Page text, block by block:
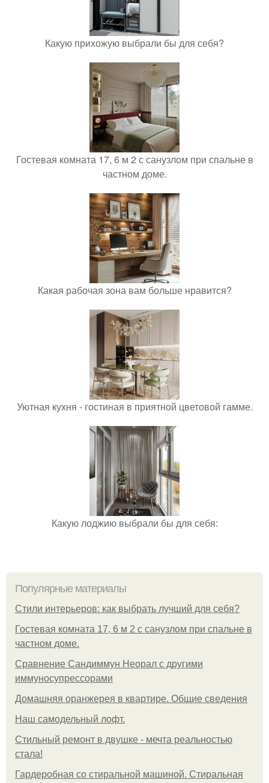
Какую прихожую выбрали бы для себя?
Гостевая комната 17, 6 м 2 с санузлом при спальне в
частном доме.
Какая рабочая зона вам больше нравится?
Уютная кухня - гостиная в приятной цветовой гамме.
Какую лоджию выбрали бы для себя:
Популярные материалы
Стили интерьеров: как выбрать лучший для себя?
Гостевая комната 17, 6 м 2 с санузлом при спальне в
частном доме.
Сравнение Сандиммун Неорал с другими
иммуносупрессорами
Домашняя оранжерея в квартире. Общие сведения
Наш самодельный лофт.
Стильный ремонт в двушке - мечта реальностью
стала!
Гардеробная со стиральной машиной. Стиральная